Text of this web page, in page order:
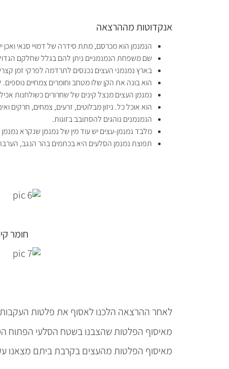
אנקדוטות מההרצאה
הנמנמן הוא מכרסם, מתת סידרה של דמויי סנאי
שם משפחת הנמנמניים ניתן להם בגלל שחלקם
בארץ נמנמני העצים נכנסים לתרדמה לפרקי זמן
הוא בונה את הקן שלו מטחב וחומרים צמחיים נוספים.
נמנמן העצים מנצל קינים של שחרורים כשולחנות
הוא אוכל כל. ניזון מבלוטים, זרעים, צמחים, חרקים
הנמנמנים נוהגים להסתובב בזוגות.
מלבד נמנמן-עצים יש עוד מין של נמנמן שנקרא
תפוצת נמנמן הסלעים היא בכתמים בהר הנגב, הערבה,
חומר
לאחר ההרצאה הלכנו לאסוף את פלטות
מאיסוף הפלטות שהצבנו בשטח הסלעי הפתוח
מאיסוף הפלטות מהעצים בקרבת ביתם מצאנו עקבות של יערונים